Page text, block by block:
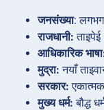
जनसंख्या:
राजधानी:
आधिकारिक
मुद्रा: नयाँ
सरकार:
मुख्य धर्म: बौद्ध